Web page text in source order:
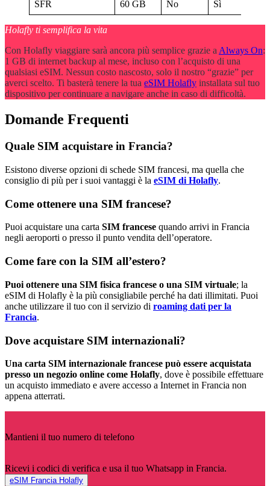
SFR 60 GB No Sì
Holafly ti semplifica la vita
Con Holafly viaggiare sarà ancora più semplice grazie aAlways On:
1 GB di internet backup al mese, incluso con l’acquisto di una
qualsiasi eSIM. Nessun costo nascosto, solo il nostro “grazie” per
averci scelto. Ti basterà tenere la tua eSIM Holafly installata sul tuo
dispositivo per continuare a navigare anche in caso di difficoltà.
Domande Frequenti
Quale SIM acquistare in Francia?
Esistono diverse opzioni di schede SIM francesi, ma quella che
consiglio di più per i suoi vantaggi è la eSIM di Holafly.
Come ottenere una SIM francese?
Puoi acquistare una carta SIM francese quando arrivi in Francia
negli aeroporti o presso il punto vendita dell’operatore.
Come fare con la SIM all’estero?
Puoi ottenere una SIM fisica francese o una SIM virtuale; la
eSIM di Holafly è la più consigliabile perché ha dati illimitati. Puoi
anche utilizzare il tuo con il servizio di roaming dati per la
Francia.
Dove acquistare SIM internazionali?
Una carta SIM internazionale francese può essere acquistata
presso un negozio online come Holafly, dove è possibile effettuare
un acquisto immediato e avere accesso a Internet in Francia non
appena atterrati.
Mantieni il tuo numero di telefono
Ricevi i codici di verifica e usa il tuo Whatsapp in Francia.
eSIM Francia Holafly